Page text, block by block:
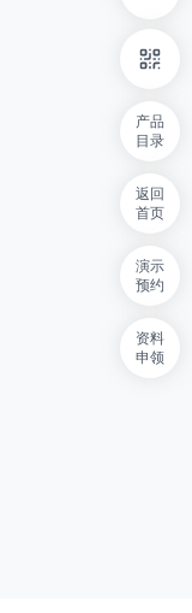
产品
目录
返回
首页
演示
预约
资料
申领